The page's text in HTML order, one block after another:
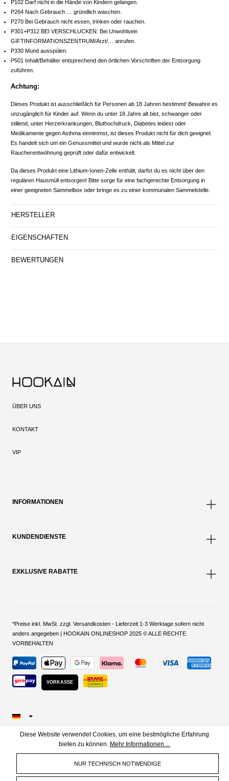
P102 Darf nicht in die Hände von Kindern gelangen.
P264 Nach Gebrauch … gründlich waschen.
P270 Bei Gebrauch nicht essen, trinken oder rauchen.
P301+P312 BEI VERSCHLUCKEN: Bei Unwohlsein
GIFTINFORMATIONSZENTRUM/Arzt/… anrufen.
P330 Mund ausspülen.
P501 Inhalt/Behälter entsprechend den örtlichen Vorschriften der Entsorgung
zuführen.
Achtung:
Dieses Produkt ist ausschließlich für Personen ab 18 Jahren bestimmt! Bewahre es
unzugänglich für Kinder auf. Wenn du unter 18 Jahre alt bist, schwanger oder
stillend, unter Herzerkrankungen, Bluthochdruck, Diabetes leidest oder
Medikamente gegen Asthma einnimmst, ist dieses Produkt nicht für dich geeignet.
Es handelt sich um ein Genussmittel und wurde nicht als Mittel zur
Raucherentwöhnung geprüft oder dafür entwickelt.
Da dieses Produkt eine Lithium-Ionen-Zelle enthält, darfst du es nicht über den
regulären Hausmüll entsorgen! Bitte sorge für eine fachgerechte Entsorgung in
einer geeigneten Sammelbox oder bringe es zu einer kommunalen Sammelstelle.
HERSTELLER
EIGENSCHAFTEN
BEWERTUNGEN
ÜBER UNS
KONTAKT
VIP
INFORMATIONEN
KUNDENDIENSTE
EXKLUSIVE RABATTE
*Preise inkl. MwSt. zzgl. Versandkosten - Lieferzeit 1-3 Werktage sofern nicht
anders angegeben | HOOKAIN ONLINESHOP 2025 © ALLE RECHTE
VORBEHALTEN
VORKASSE
Diese Website verwendet Cookies, um eine bestmögliche Erfahrung
bieten zu können. Mehr Informationen ...
NUR TECHNISCH NOTWENDIGE